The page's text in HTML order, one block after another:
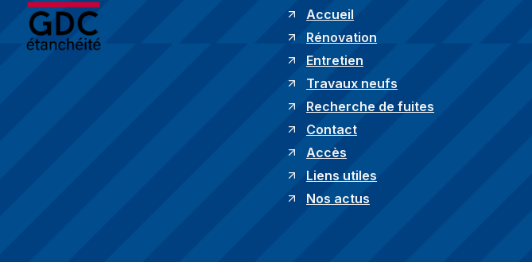
Accueil
Rénovation
Entretien
Travaux neufs
Recherche de fuites
Contact
Accès
Liens utiles
Nos actus